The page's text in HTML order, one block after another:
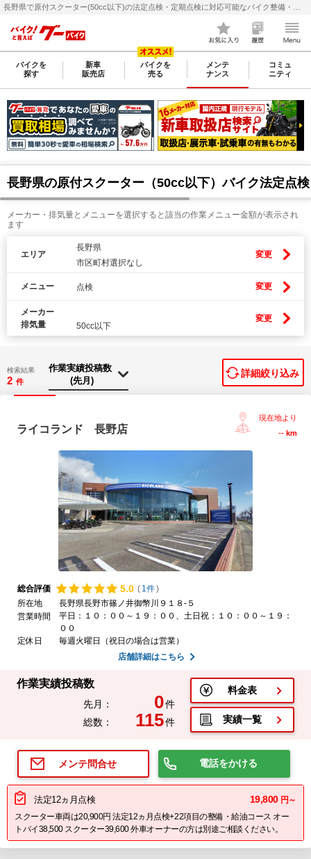
バイクを
探す
新車
販売店
バイクを
売る
メンテ
ナンス
コミュ
ニティ
長野県の原付スクーター（50cc以下）バイク法定点
メーカー・排気量とメニューを選択すると該当の作業メニュー金額が表示され
ます
エリア
長野県
市区町村選択なし
変更
メニュー 点検 変更
メーカー
排気量
50cc以下
変更
検索結果
2 件
詳細絞り込み
ライコランド 長野店
現在地より
-- km
総合評価 5.0 ( 1件)
所在地
長野県長野市篠ノ井御幣川９１８-５
営業時間
平日：１０：００～１９：００、土日祝：１０：００～１９：
００
定休日
毎週火曜日（祝日の場合は営業）
店舗詳細はこちら
作業実績投稿数
先月： 0件
総数：
115件
料金表
実績一覧
メンテ問合せ 電話をかける
法定12ヵ月点検 19,800 円～
スクーター車両は20,900円 法定12ヵ月点検+22項目の整備・給油コース オー
トバイ38,500 スクーター39,600 外車オーナーの方は別途ご相談ください。